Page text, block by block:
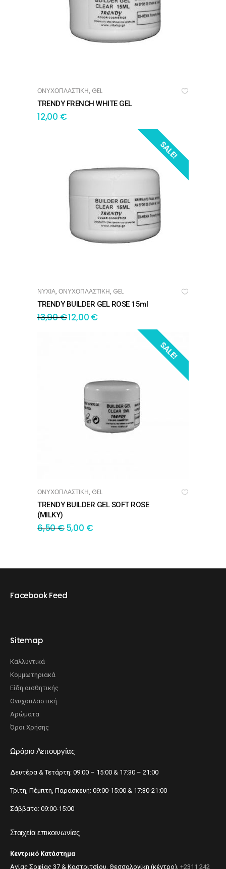
ΠΡΟΣΘΉΚΗ ΣΤΟ ΚΑΛΆΘΙ
ΟΝΥΧΟΠΛΑΣΤΙΚΗ, GEL
TRENDY FRENCH WHITE GEL
12,00 €
SALE!
ΠΡΟΣΘΉΚΗ ΣΤΟ ΚΑΛΆΘΙ
ΝΥΧΙΑ, ΟΝΥΧΟΠΛΑΣΤΙΚΗ, GEL
TRENDY BUILDER GEL ROSE 15ml
13,90€12,00 €
SALE!
ΠΡΟΣΘΉΚΗ ΣΤΟ ΚΑΛΆΘΙ
ΟΝΥΧΟΠΛΑΣΤΙΚΗ, GEL
TRENDY BUILDER GEL SOFT ROSE
(MILKY)
6,50€5,00 €
Facebook Feed
Sitemap
Καλλυντικά
Κομμωτηριακά
Είδη αισθητικής
Ονυχοπλαστική
Αρώματα
Όροι Χρήσης
Ωράριο Λειτουργίας
Δευτέρα & Τετάρτη: 09:00 – 15:00 & 17:30 – 21:00
Τρίτη, Πέμπτη, Παρασκευή: 09:00-15:00 & 17:30-21:00
Σάββατο: 09:00-15:00
Στοιχεία επικοινωνίας
Κεντρικό Κατάστημα
Αγίας Σοφίας 37 & Καστριτσίου, Θεσσαλονίκη (κέντρο), +2311 242